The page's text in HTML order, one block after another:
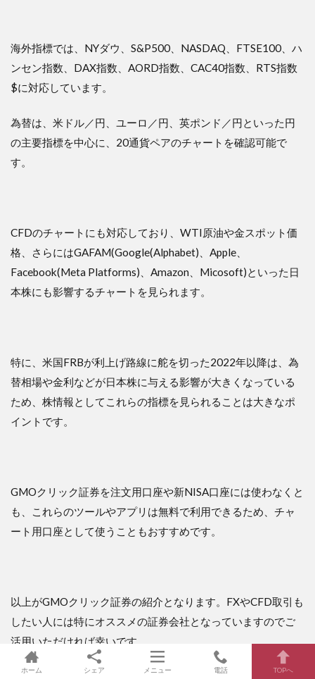
海外指標では、NYダウ、S&P500、NASDAQ、FTSE100、ハ
ンセン指数、DAX指数、AORD指数、CAC40指数、RTS指数
$に対応しています。
為替は、米ドル／円、ユーロ／円、英ポンド／円といった円
の主要指標を中心に、20通貨ペアのチャートを確認可能で
す。
CFDのチャートにも対応しており、WTI原油や金スポット価
格、さらにはGAFAM(Google(Alphabet)、Apple、
Facebook(Meta Platforms)、Amazon、Micosoft)といった日
本株にも影響するチャートを見られます。
特に、米国FRBが利上げ路線に舵を切った2022年以降は、為
替相場や金利などが日本株に与える影響が大きくなっている
ため、株情報としてこれらの指標を見られることは大きなポ
イントです。
GMOクリック証券を注文用口座や新NISA口座には使わなくと
も、これらのツールやアプリは無料で利用できるため、チャ
ート用口座として使うこともおすすめです。
以上がGMOクリック証券の紹介となります。FXやCFD取引も
したい人には特にオススメの証券会社となっていますのでご
活用いただければ幸いです。
次回もよろしくお願いいたします。
ホーム シェア メニュー 電話 TOPへ